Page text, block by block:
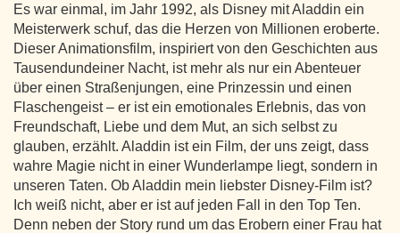
Es war einmal, im Jahr 1992, als Disney mit Aladdin ein
Meisterwerk schuf, das die Herzen von Millionen eroberte.
Dieser Animationsfilm, inspiriert von den Geschichten aus
Tausendundeiner Nacht, ist mehr als nur ein Abenteuer
über einen Straßenjungen, eine Prinzessin und einen
Flaschengeist – er ist ein emotionales Erlebnis, das von
Freundschaft, Liebe und dem Mut, an sich selbst zu
glauben, erzählt. Aladdin ist ein Film, der uns zeigt, dass
wahre Magie nicht in einer Wunderlampe liegt, sondern in
unseren Taten. Ob Aladdin mein liebster Disney-Film ist?
Ich weiß nicht, aber er ist auf jeden Fall in den Top Ten.
Denn neben der Story rund um das Erobern einer Frau hat